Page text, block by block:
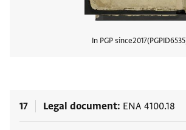
In PGP since2017 PGPID6535
17 Legal document ENA 4100.18